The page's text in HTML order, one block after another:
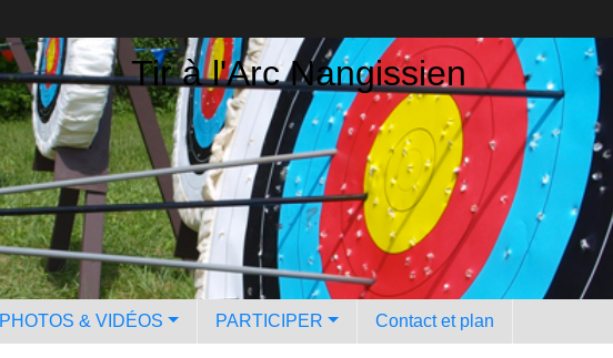
Tir à l'Arc Nangissien
PHOTOS & VIDÉOS PARTICIPER Contact et plan